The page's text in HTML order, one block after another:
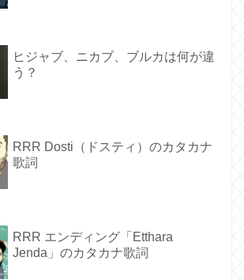
ヒジャブ、ニカブ、ブルカは何が違
う？
RRR Dosti（ドスティ）のカタカナ
歌詞
RRR エンディング「Etthara
Jenda」のカタカナ歌詞